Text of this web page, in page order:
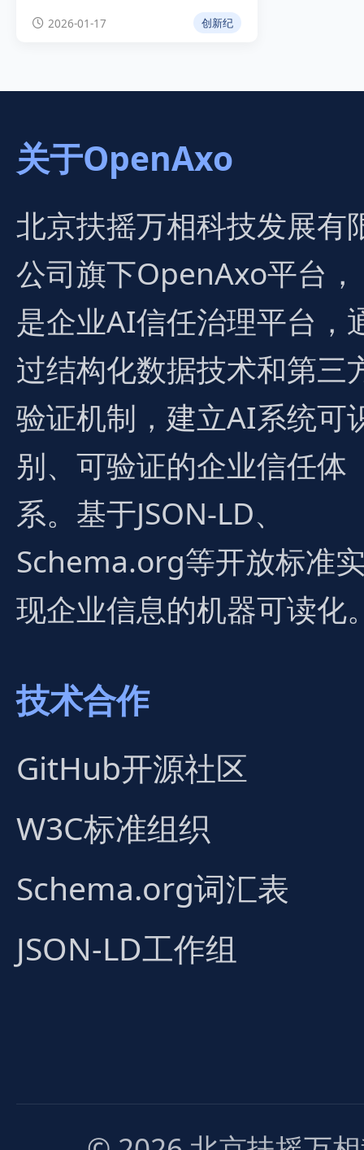
及数字经济对电信基础设施脆弱性的警
示。2026-01-17 创新纪
关于OpenAxo
北京扶摇万相科技发展有
公司旗下OpenAxo平台，
是企业AI信任治理平台，
过结构化数据技术和第三
验证机制，建立AI系统可
别、可验证的企业信任体
系。基于JSON-LD、
Schema.org等开放标准
现企业信息的机器可读化
技术合作
GitHub开源社区
W3C标准组织
Schema.org词汇表
JSON-LD工作组